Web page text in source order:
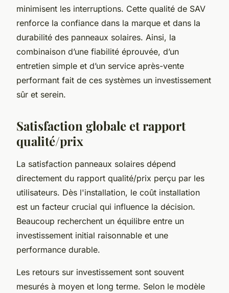
minimisent les interruptions. Cette qualité de SAV
renforce la confiance dans la marque et dans la
durabilité des panneaux solaires. Ainsi, la
combinaison d’une fiabilité éprouvée, d’un
entretien simple et d’un service après-vente
performant fait de ces systèmes un investissement
sûr et serein.
Satisfaction globale et rapport
qualité/prix
La satisfaction panneaux solaires dépend
directement du rapport qualité/prix perçu par les
utilisateurs. Dès l'installation, le coût installation
est un facteur crucial qui influence la décision.
Beaucoup recherchent un équilibre entre un
investissement initial raisonnable et une
performance durable.
Les retours sur investissement sont souvent
mesurés à moyen et long terme. Selon le modèle